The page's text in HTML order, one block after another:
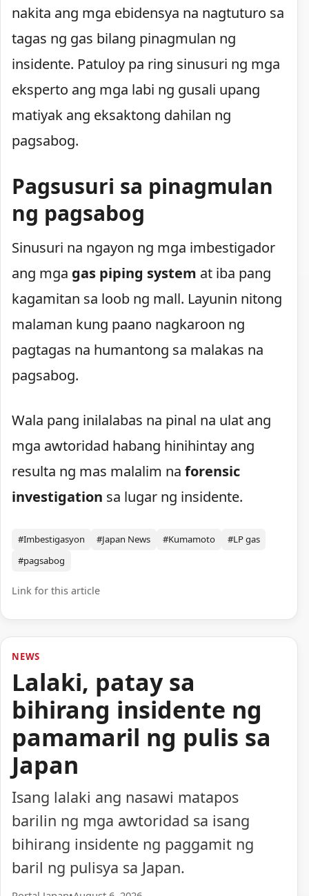
nakita ang mga ebidensya na nagtuturo sa
tagas ng gas bilang pinagmulan ng
insidente. Patuloy pa ring sinusuri ng mga
eksperto ang mga labi ng gusali upang
matiyak ang eksaktong dahilan ng
pagsabog.
Pagsusuri sa pinagmulan
ng pagsabog
Sinusuri na ngayon ng mga imbestigador
ang mga gas piping system at iba pang
kagamitan sa loob ng mall. Layunin nitong
malaman kung paano nagkaroon ng
pagtagas na humantong sa malakas na
pagsabog.
Wala pang inilalabas na pinal na ulat ang
mga awtoridad habang hinihintay ang
resulta ng mas malalim na forensic
investigation sa lugar ng insidente.
#Imbestigasyon #Japan News #Kumamoto
#LP gas
#pagsabog
Link for this article
NEWS
Lalaki, patay sa
bihirang insidente ng
pamamaril ng pulis sa
Japan
Isang lalaki ang nasawi matapos
barilin ng mga awtoridad sa isang
bihirang insidente ng paggamit ng
baril ng pulisya sa Japan.